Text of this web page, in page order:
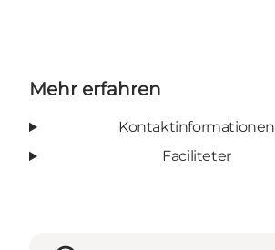
Mehr erfahren
Kontaktinformationen
Faciliteter